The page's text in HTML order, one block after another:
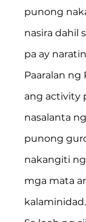
punong
nasira dahil
pa ay
Paaralan ng
ang activity
nasalanta
punong
nakangiti
mga mata
kalaminidad.